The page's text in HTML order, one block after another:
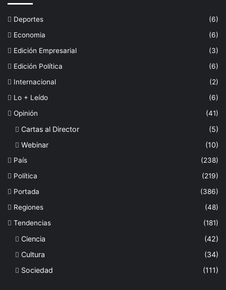
Deportes
(6)
Economia
(6)
Edición Empresarial
(3)
Edición Política
(6)
Internacional
(2)
Lo + Leído
(6)
Opinión
(41)
Cartas al Director
(5)
Webinar
(10)
País
(238)
Política
(219)
Portada
(386)
Regiones
(48)
Tendencias
(181)
Ciencia
(42)
Cultura
(34)
Sociedad
(111)